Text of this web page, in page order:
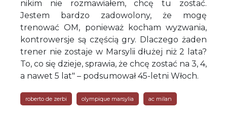
nikim nie rozmawiałem, chcę tu zostać.
Jestem bardzo zadowolony, że mogę
trenować OM, ponieważ kocham wyzwania,
kontrowersje są częścią gry. Dlaczego żaden
trener nie zostaje w Marsylii dłużej niż 2 lata?
To, co się dzieje, sprawia, że chcę zostać na 3, 4,
a nawet 5 lat" – podsumował 45-letni Włoch.
roberto de zerbi olympique marsylia ac milan